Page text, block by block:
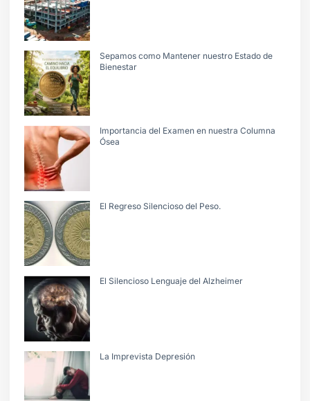
Sepamos como Mantener nuestro Estado de
Bienestar
Importancia del Examen en nuestra Columna
Ósea
El Regreso Silencioso del Peso.
El Silencioso Lenguaje del Alzheimer
La Imprevista Depresión